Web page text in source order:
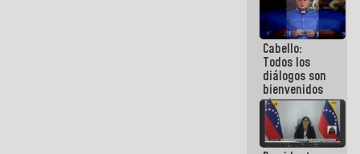
Figuera y
acuerdan
primer
encuentro
presencial
para el
diálogo
Cabello:
Todos los
diálogos son
bienvenidos
siempre que
estén en el
marco de la
Constitución